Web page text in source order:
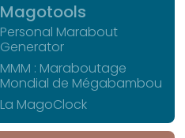
Magotools
Personal Marabout
Generator
MMM : Maraboutage
Mondial de Mégabambou
La MagoClock